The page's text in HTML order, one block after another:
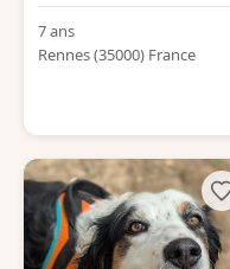
7 ans
Rennes (35000) France